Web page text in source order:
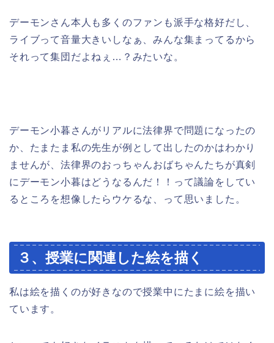
デーモンさん本人も多くのファンも派手な格好だし、
ライブって音量大きいしなぁ、みんな集まってるから
それって集団だよねぇ…？みたいな。
デーモン小暮さんがリアルに法律界で問題になったの
か、たまたま私の先生が例として出したのかはわかり
ませんが、法律界のおっちゃんおばちゃんたちが真剣
にデーモン小暮はどうなるんだ！！って議論をしてい
るところを想像したらウケるな、って思いました。
３、授業に関連した絵を描く
私は絵を描くのが好きなので授業中にたまに絵を描い
ています。